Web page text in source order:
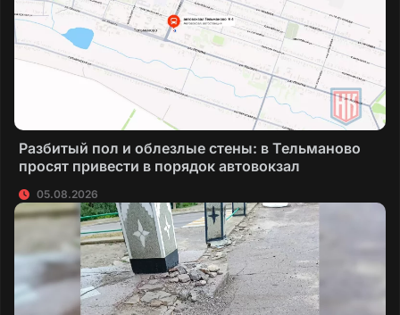
Разбитый пол и облезлые стены: в Тельманово
просят привести в порядок автовокзал
05.08.2026